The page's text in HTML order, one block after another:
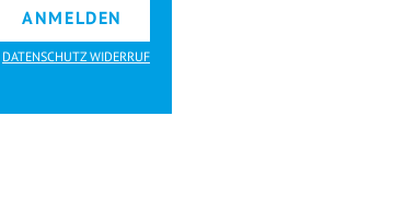
ANMELDEN
DATENSCHUTZ WIDERRUF